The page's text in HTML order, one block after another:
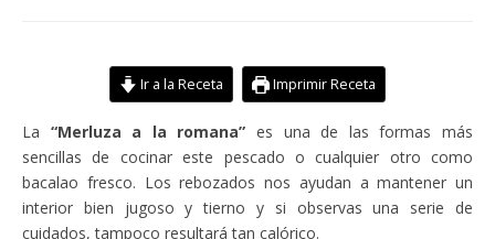
Ir a la Receta Imprimir Receta
La “Merluza a la romana” es una de las formas más
sencillas de cocinar este pescado o cualquier otro como
bacalao fresco. Los rebozados nos ayudan a mantener un
interior bien jugoso y tierno y si observas una serie de
cuidados, tampoco resultará tan calórico.